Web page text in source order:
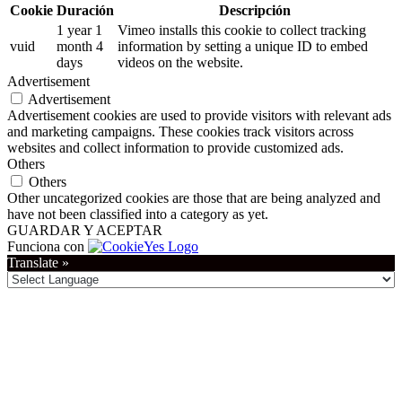
Cookie Duración Descripción
vuid
1 year 1
month 4
days
Vimeo installs this cookie to collect tracking
information by setting a unique ID to embed
videos on the website.
Advertisement
Advertisement
Advertisement cookies are used to provide visitors with relevant ads
and marketing campaigns. These cookies track visitors across
websites and collect information to provide customized ads.
Others
Others
Other uncategorized cookies are those that are being analyzed and
have not been classified into a category as yet.
GUARDAR Y ACEPTAR
Funciona con
Translate »